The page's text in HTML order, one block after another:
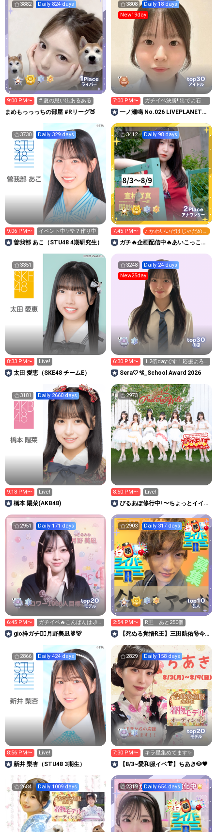
3882 Daily 824 days
1Place
ライバー
9:00 PM〜 # 夏の思い出あるある
まめもっっっちの部屋 #Rリーグ🍑
3808
Daily 18 days
New19day
top30
アイドル
7:00 PM〜
ガチイベ決勝‼️出でよ石油
王👑✨
一ノ瀬鳴 No.026 LIVEPLANET新
3730 Daily 329 days
9:06 PM〜 イベント中✨🌹？作り中
曽我部 あこ（STU48 4期研究生）
3412 Daily 98 days
2Place
アナウンサー
7:45 PM〜
♪ かわいいだけじゃだめで
すか？
ガチ🔥企画配信中🔥あいこっこ
3351
8:33 PM〜 Live!
太田 愛恵（SKE48 チームE）
3248
Daily 24 days
New25day
top30
俳優
6:30 PM〜
1.2倍dayです！応援よろ
しくお願いします😊
Sera🤍🫧_School Award 2026
3181 Daily 2660 days
9:18 PM〜 Live!
橋本 陽菜(AKB48)
2973
8:50 PM〜 Live!
ぴるあぽ修行中! 〜ちょっとイイト
2951 Daily 171 days
top20
モデル
6:45 PM〜
ガチイベ🔥こんばんは🌙*·̩͙
いっぱいお話🎀🎶
gio枠ガチ❤️‍🔥月野美凪🐰🐻️
2903 Daily 317 days
top10
芸人
2:54 PM〜 R王 あと250個
【死ぬる覚悟R王】三田航佑🎅今
2866 Daily 424 days
8:56 PM〜 Live!
新井 梨杏（STU48 3期生）
2829 Daily 158 days
top20
モデル
7:30 PM〜 キラ星集めてます✨️
【8/3~愛和服イベ👘】ちあき🐶🖤
2684 Daily 1009 days 2319 Daily 654 days